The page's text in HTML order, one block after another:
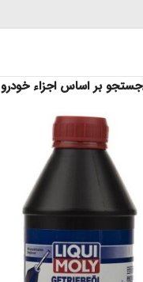
جستجو بر اساس اجزاء خودرو